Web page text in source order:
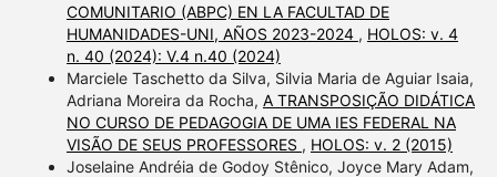
COMUNITARIO (ABPC) EN LA FACULTAD DE
HUMANIDADES-UNI, AÑOS 2023-2024 , HOLOS: v. 4
n. 40 (2024): V.4 n.40 (2024)
Marciele Taschetto da Silva, Silvia Maria de Aguiar Isaia,
Adriana Moreira da Rocha, A TRANSPOSIÇÃO DIDÁTICA
NO CURSO DE PEDAGOGIA DE UMA IES FEDERAL NA
VISÃO DE SEUS PROFESSORES , HOLOS: v. 2 (2015)
Joselaine Andréia de Godoy Stênico, Joyce Mary Adam,